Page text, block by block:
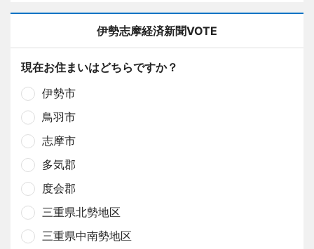
伊勢志摩経済新聞VOTE
現在お住まいはどちらですか？
伊勢市
鳥羽市
志摩市
多気郡
度会郡
三重県北勢地区
三重県中南勢地区